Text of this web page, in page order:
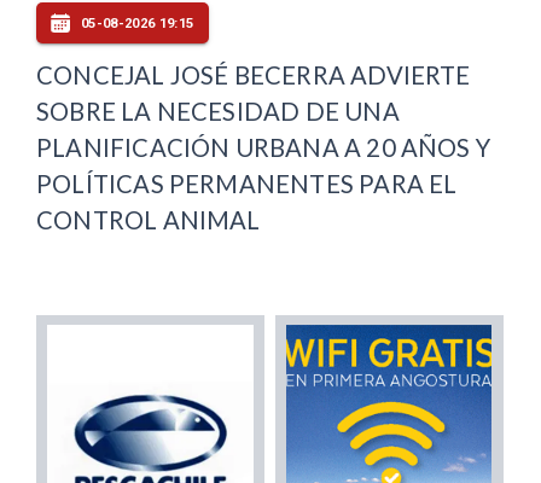
05-08-2026 19:15
CONCEJAL JOSÉ BECERRA ADVIERTE
SOBRE LA NECESIDAD DE UNA
PLANIFICACIÓN URBANA A 20 AÑOS Y
POLÍTICAS PERMANENTES PARA EL
CONTROL ANIMAL